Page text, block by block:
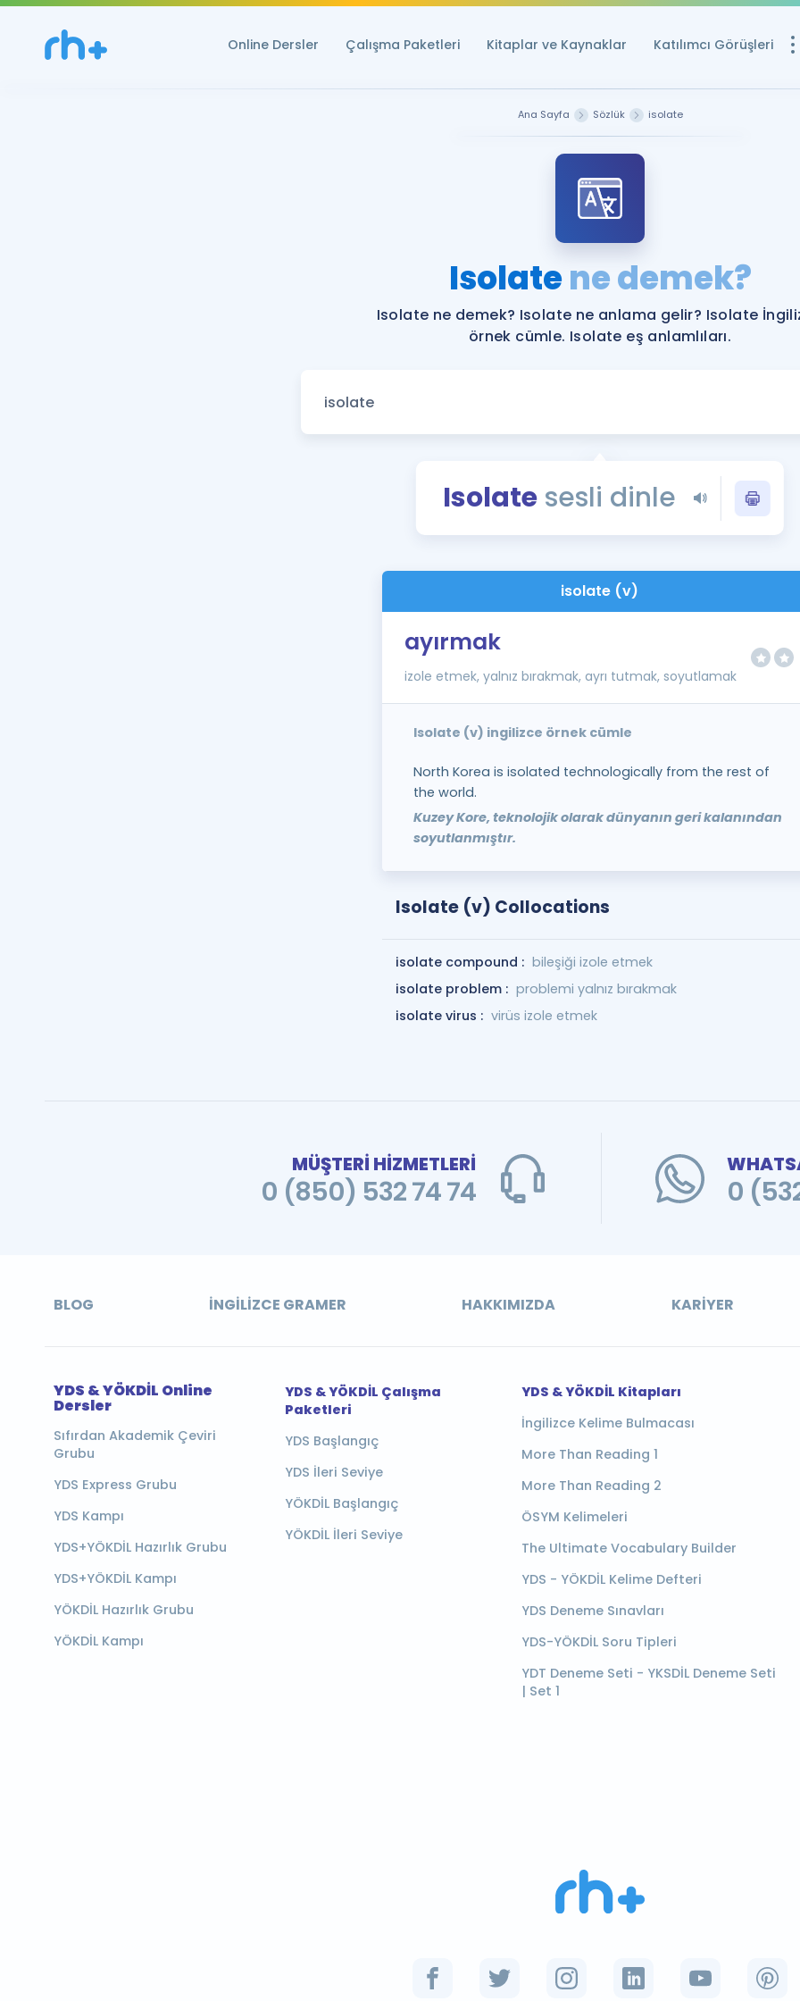
Online Dersler Çalışma Paketleri Kitaplar ve Kaynaklar Katılımcı Görüşleri
YDS ve YÖKDİL
Rehberlik Aracı
YDS ve
Tüm ÖSYM
YDS - YÖKDİL
İngilizce Gramer
Ana Sayfa Sözlük isolate
Isolatene demek?
Isolate ne demek? Isolate ne anlama gelir? Isolate
örnek cümle. Isolate eş anlamlıları.
Isolatesesli dinle
isolate (v)
ayırmak
izole etmek, yalnız bırakmak, ayrı tutmak, soyutlamak
Isolate (v) ingilizce örnek cümle
North Korea is isolated technologically from the rest of
the world.
Kuzey Kore, teknolojik olarak dünyanın geri kalanından
soyutlanmıştır.
Isolate (v) Collocations
isolate compound : bileşiği izole etmek
isolate problem : problemi yalnız bırakmak
isolate virus : virüs izole etmek
MÜŞTERİ HİZMETLERİ
0 (850) 532 74 74 0
BLOG İNGILIZCE GRAMER HAKKIMIZDA KARIYER
YDS & YÖKDİL Online
Dersler
Sıfırdan Akademik Çeviri
Grubu
YDS Express Grubu
YDS Kampı
YDS+YÖKDİL Hazırlık Grubu
YDS+YÖKDİL Kampı
YÖKDİL Hazırlık Grubu
YÖKDİL Kampı
YDS & YÖKDİL Çalışma
Paketleri
YDS Başlangıç
YDS İleri Seviye
YÖKDİL Başlangıç
YÖKDİL İleri Seviye
YDS & YÖKDİL Kitapları
İngilizce Kelime Bulmacası
More Than Reading 1
More Than Reading 2
ÖSYM Kelimeleri
The Ultimate Vocabulary Builder
YDS - YÖKDİL Kelime Defteri
YDS Deneme Sınavları
YDS-YÖKDİL Soru Tipleri
YDT Deneme Seti - YKSDİL Deneme Seti
| Set 1